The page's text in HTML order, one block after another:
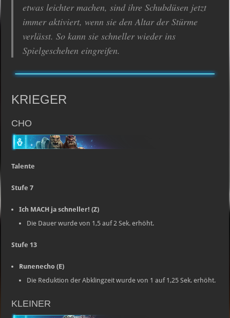
etwas leichter machen, sind ihre Schubdüsen jetzt
immer aktiviert, wenn sie den Altar der Stürme
verlässt. So kann sie schneller wieder ins
Spielgeschehen eingreifen.
KRIEGER
CHO
Talente
Stufe 7
Ich MACH ja schneller! (Z)
Die Dauer wurde von 1,5 auf 2 Sek. erhöht.
Stufe 13
Runenecho (E)
Die Reduktion der Abklingzeit wurde von 1 auf 1,25 Sek. erhöht.
KLEINER